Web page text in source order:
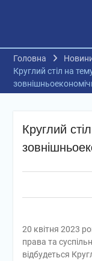
Головна
Круглий стіл на
Круглий
20 квітня 2023
права та
відбудеться